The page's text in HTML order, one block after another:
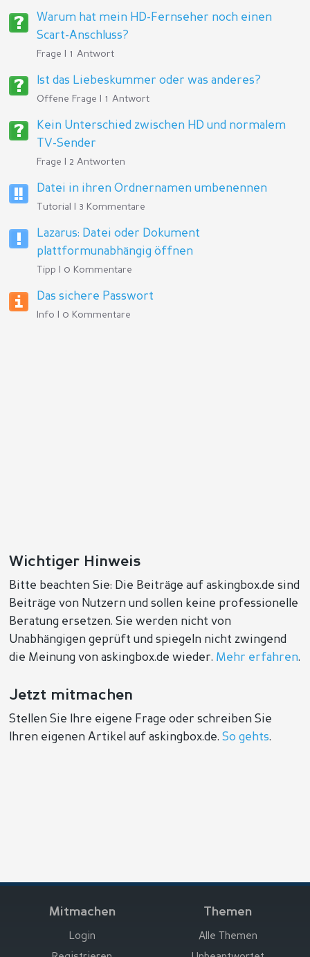
Warum hat mein HD-Fernseher noch einen
Scart-Anschluss?
Frage | 1 Antwort
Ist das Liebeskummer oder was anderes?
Offene Frage | 1 Antwort
Kein Unterschied zwischen HD und normalem
TV-Sender
Frage | 2 Antworten
Datei in ihren Ordnernamen umbenennen
Tutorial | 3 Kommentare
Lazarus: Datei oder Dokument
plattformunabhängig öffnen
Tipp | 0 Kommentare
Das sichere Passwort
Info | 0 Kommentare
Wichtiger Hinweis
Bitte beachten Sie: Die Beiträge auf askingbox.de sind
Beiträge von Nutzern und sollen keine professionelle
Beratung ersetzen. Sie werden nicht von
Unabhängigen geprüft und spiegeln nicht zwingend
die Meinung von askingbox.de wieder. Mehr erfahren.
Jetzt mitmachen
Stellen Sie Ihre eigene Frage oder schreiben Sie
Ihren eigenen Artikel auf askingbox.de.So gehts.
Mitmachen
Login
Themen
Alle Themen